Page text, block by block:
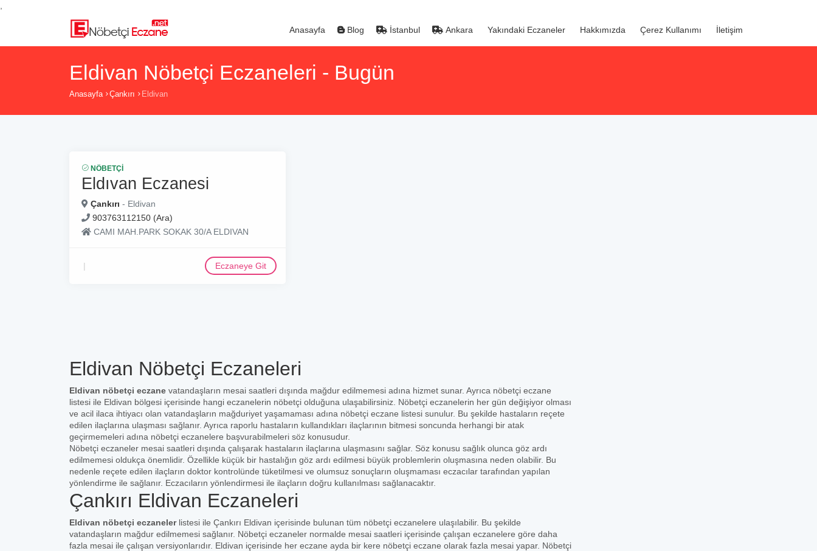
Anasayfa Blog İstanbul Ankara Yakındaki Eczaneler Hakkımızda Çerez Kullanımı İletişim
Eldivan Nöbetçi Eczaneleri - Bugün
Anasayfa Çankırı Eldivan
NÖBETÇI
Eldıvan Eczanesi
Çankırı - Eldivan
903763112150 (Ara)
CAMI MAH.PARK SOKAK 30/A ELDIVAN
Eczaneye Git
Eldivan Nöbetçi Eczaneleri
Eldivan nöbetçi eczane vatandaşların mesai saatleri dışında mağdur edilmemesi adına hizmet sunar. Ayrıca nöbetçi eczane
listesi ile Eldivan bölgesi içerisinde hangi eczanelerin nöbetçi olduğuna ulaşabilirsiniz. Nöbetçi eczanelerin her gün değişiyor olması
ve acil ilaca ihtiyacı olan vatandaşların mağduriyet yaşamaması adına nöbetçi eczane listesi sunulur. Bu şekilde hastaların reçete
edilen ilaçlarına ulaşması sağlanır. Ayrıca raporlu hastaların kullandıkları ilaçlarının bitmesi soncunda herhangi bir atak
geçirmemeleri adına nöbetçi eczanelere başvurabilmeleri söz konusudur.
Nöbetçi eczaneler mesai saatleri dışında çalışarak hastaların ilaçlarına ulaşmasını sağlar. Söz konusu sağlık olunca göz ardı
edilmemesi oldukça önemlidir. Özellikle küçük bir hastalığın göz ardı edilmesi büyük problemlerin oluşmasına neden olabilir. Bu
nedenle reçete edilen ilaçların doktor kontrolünde tüketilmesi ve olumsuz sonuçların oluşmaması eczacılar tarafından yapılan
yönlendirme ile sağlanır. Eczacıların yönlendirmesi ile ilaçların doğru kullanılması sağlanacaktır.
Çankırı Eldivan Eczaneleri
Eldivan nöbetçi eczanelerlistesi ile Çankırı Eldivan içerisinde bulunan tüm nöbetçi eczanelere ulaşılabilir. Bu şekilde
vatandaşların mağdur edilmemesi sağlanır. Nöbetçi eczaneler normalde mesai saatleri içerisinde çalışan eczanelere göre daha
fazla mesai ile çalışan versiyonlarıdır. Eldivan içerisinde her eczane ayda bir kere nöbetçi eczane olarak fazla mesai yapar. Nöbetçi